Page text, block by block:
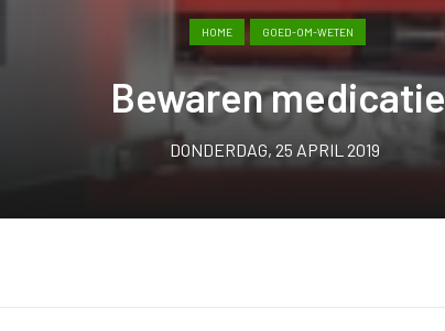
HOME GOED-OM-WETEN
Bewaren medicatie
DONDERDAG, 25 APRIL 2019